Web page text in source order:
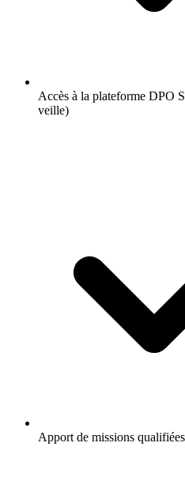
Accès à la plateforme DPO
veille)
Apport de missions qualifiées